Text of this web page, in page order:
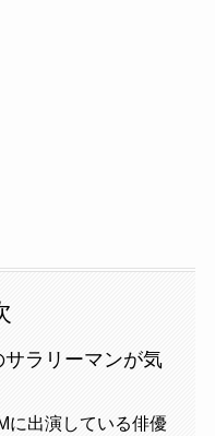
ラリーマンが気
に出演している俳優